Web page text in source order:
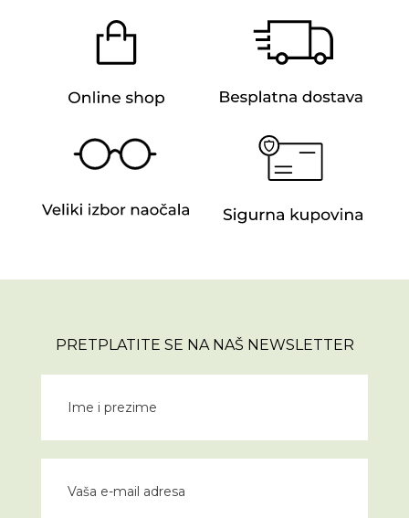
PRETPLATITE SE NA NAŠ NEWSLETTER